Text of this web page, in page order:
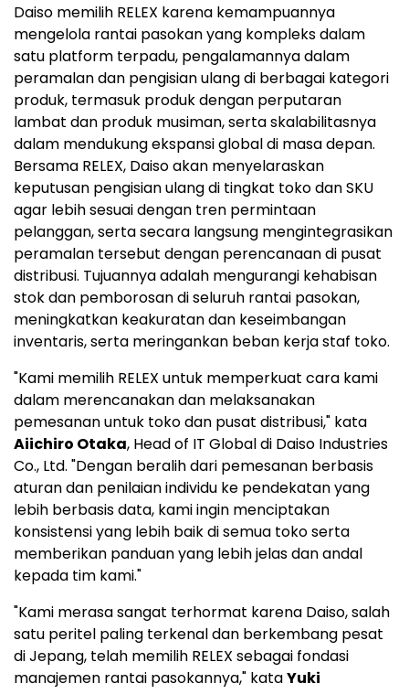
Daiso memilih RELEX karena kemampuannya
mengelola rantai pasokan yang kompleks dalam
satu platform terpadu, pengalamannya dalam
peramalan dan pengisian ulang di berbagai kategori
produk, termasuk produk dengan perputaran
lambat dan produk musiman, serta skalabilitasnya
dalam mendukung ekspansi global di masa depan.
Bersama RELEX, Daiso akan menyelaraskan
keputusan pengisian ulang di tingkat toko dan SKU
agar lebih sesuai dengan tren permintaan
pelanggan, serta secara langsung mengintegrasikan
peramalan tersebut dengan perencanaan di pusat
distribusi. Tujuannya adalah mengurangi kehabisan
stok dan pemborosan di seluruh rantai pasokan,
meningkatkan keakuratan dan keseimbangan
inventaris, serta meringankan beban kerja staf toko.
"Kami memilih RELEX untuk memperkuat cara kami
dalam merencanakan dan melaksanakan
pemesanan untuk toko dan pusat distribusi," kata
Aiichiro Otaka, Head of IT Global di Daiso Industries
Co., Ltd. "Dengan beralih dari pemesanan berbasis
aturan dan penilaian individu ke pendekatan yang
lebih berbasis data, kami ingin menciptakan
konsistensi yang lebih baik di semua toko serta
memberikan panduan yang lebih jelas dan andal
kepada tim kami."
"Kami merasa sangat terhormat karena Daiso, salah
satu peritel paling terkenal dan berkembang pesat
di Jepang, telah memilih RELEX sebagai fondasi
manajemen rantai pasokannya," kataYuki